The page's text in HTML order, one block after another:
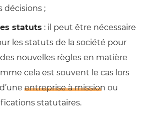
décisions ;
statuts : il peut être nécessaire
les statuts de la société pour
nouvelles règles en matière
cela est souvent le cas lors
entreprise à mission ou
statutaires.